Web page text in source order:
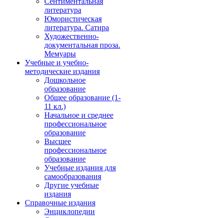
литература
Юмористическая
литература. Сатира
Художественно-
документальная проза.
Мемуары
Учебные и учебно-
методические издания
Дошкольное
образование
Общее образование (1-
11 кл.)
Начальное и среднее
профессиональное
образование
Высшее
профессиональное
образование
Учебные издания для
самообразования
Другие учебные
издания
Справочные издания
Энциклопедии